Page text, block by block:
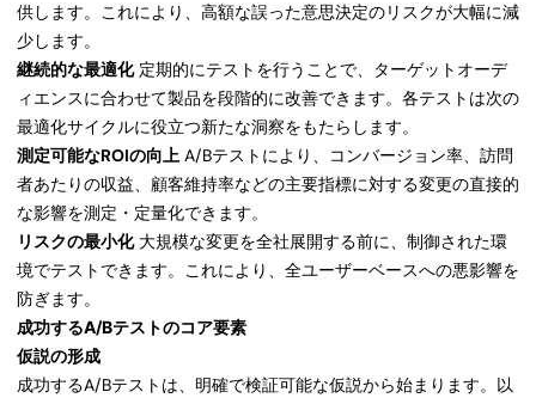
供します。これにより、高額な誤った意思決定のリスクが大幅に減
少します。
継続的な最適化定期的にテストを行うことで、ターゲットオーデ
ィエンスに合わせて製品を段階的に改善できます。各テストは次の
最適化サイクルに役立つ新たな洞察をもたらします。
測定可能なROIの向上 A/Bテストにより、コンバージョン率、訪問
者あたりの収益、顧客維持率などの主要指標に対する変更の直接的
な影響を測定・定量化できます。
リスクの最小化大規模な変更を全社展開する前に、制御された環
境でテストできます。これにより、全ユーザーベースへの悪影響を
防ぎます。
成功するA/Bテストのコア要素
仮説の形成
成功するA/Bテストは、明確で検証可能な仮説から始まります。以